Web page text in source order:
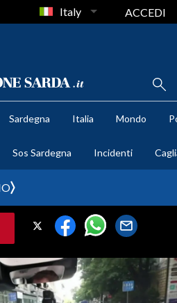
Italy ACCEDI
Sardegna Italia Mondo
Sos Sardegna Incidenti